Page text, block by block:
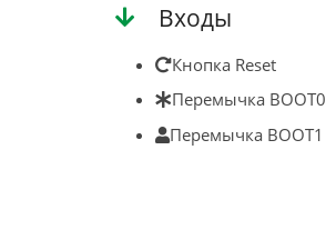
Входы
Кнопка Reset
Перемычка BOOT0
Перемычка BOOT1